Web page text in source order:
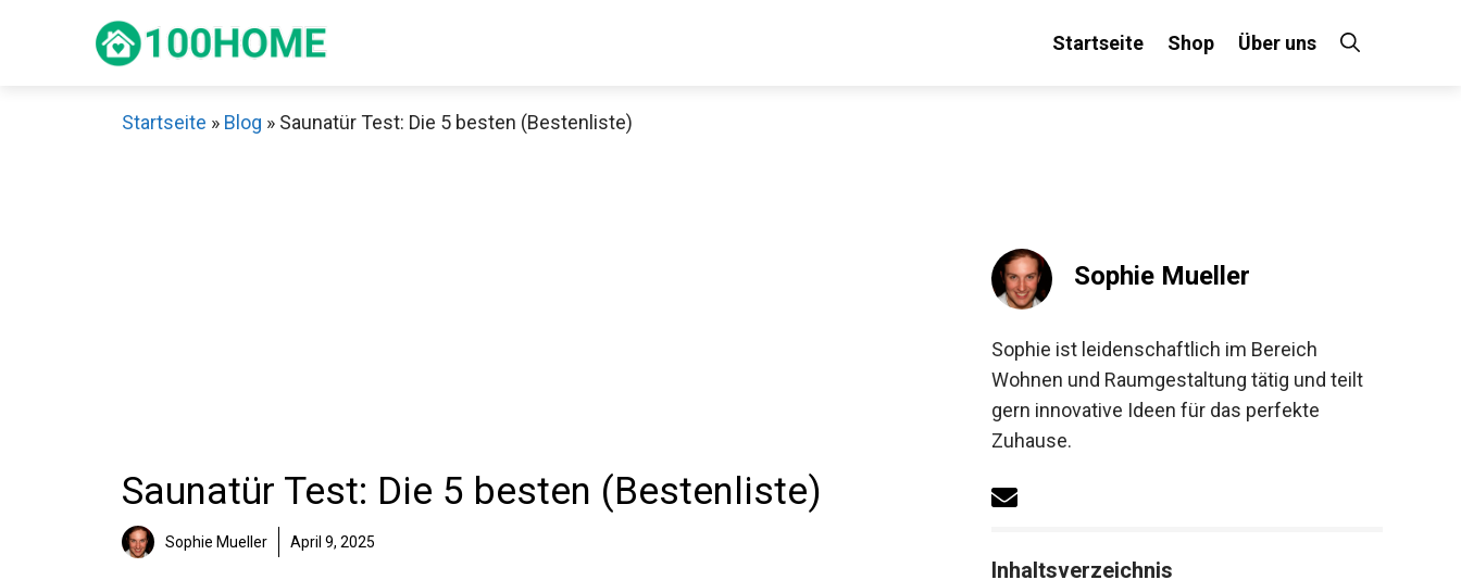
Startseite Shop Über uns
Startseite » Blog » Saunatür Test: Die 5 besten (Bestenliste)
Saunatür Test: Die 5 besten (Bestenliste)
Sophie Mueller April 9, 2025
Sophie Mueller
Sophie ist leidenschaftlich im Bereich
Wohnen und Raumgestaltung tätig und teilt
gern innovative Ideen für das perfekte
Zuhause.
Inhaltsverzeichnis